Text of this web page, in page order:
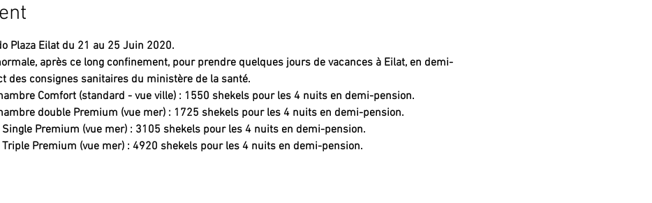
Plaza Eilat du 21 au 25 Juin 2020.
après ce long confinement, pour prendre quelques jours de vacances à Eilat, en demi-
des consignes sanitaires du ministère de la santé.
Comfort (standard - vue ville) : 1550 shekels pour les 4 nuits en demi-pension.
double Premium (vue mer) : 1725 shekels pour les 4 nuits en demi-pension.
Premium (vue mer) : 3105 shekels pour les 4 nuits en demi-pension.
Premium (vue mer) : 4920 shekels pour les 4 nuits en demi-pension.